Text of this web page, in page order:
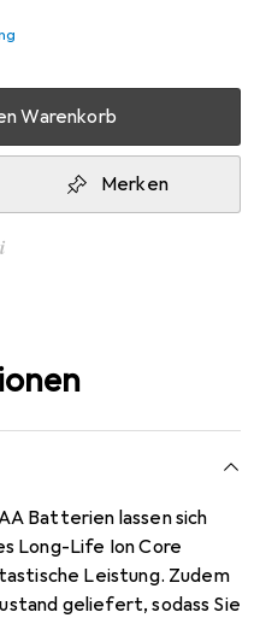
Warenkorb
Merken
i
Batterien lassen sich
Long-Life Ion Core
Leistung. Zudem
geliefert, sodass Sie